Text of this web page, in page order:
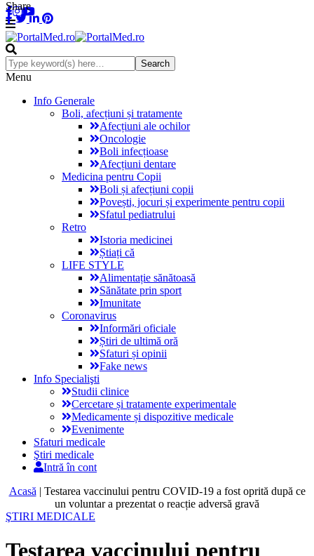
Menu
Info Generale
Boli, afecțiuni și tratamente
Afecțiuni ale ochilor
Oncologie
Boli infecțioase
Afecțiuni dentare
Medicina pentru Copii
Boli și afecțiuni copii
Povești, jocuri și experimente pentru copii
Sfatul pediatrului
Retro
Istoria medicinei
Știați că
LIFE STYLE
Alimentație sănătoasă
Sănătate prin sport
Imunitate
Coronavirus
Informări oficiale
Știri de ultimă oră
Sfaturi și opinii
Fake news
Info Specialişti
Studii clinice
Cercetare și tratamente experimentale
Medicamente și dispozitive medicale
Evenimente
Sfaturi medicale
Ştiri medicale
Intră în cont
Acasă | Testarea vaccinului pentru COVID-19 a fost oprită după ce
un voluntar a prezentat o reacție adversă gravă
ŞTIRI MEDICALE
Testarea vaccinului pentru
Share